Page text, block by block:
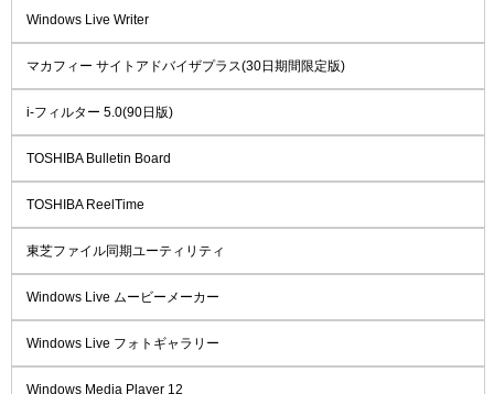
Windows Live Writer
マカフィー サイトアドバイザプラス(30日期間限定版)
i-フィルター 5.0(90日版)
TOSHIBA Bulletin Board
TOSHIBA ReelTime
東芝ファイル同期ユーティリティ
Windows Live ムービーメーカー
Windows Live フォトギャラリー
Windows Media Player 12